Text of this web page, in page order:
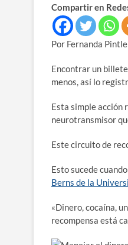
Compartir en
Por Fernanda Pintle
Encontrar un
menos, así lo
Esta simple acción
neurotransmisor
Este circuito de
Esto sucede
Berns de la
«Dinero, cocaína,
recompensa está